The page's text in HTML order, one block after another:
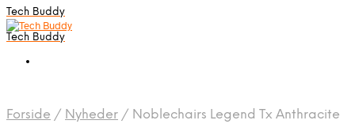
Tech Buddy
Tech Buddy
Forside / Nyheder / Noblechairs Legend Tx Anthracite